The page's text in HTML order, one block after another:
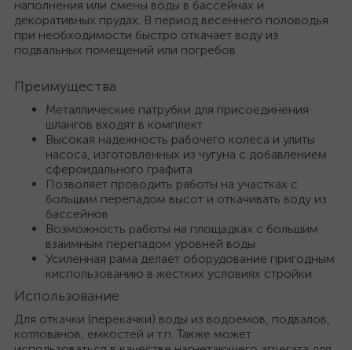
наполнения или смены воды в бассейнах и
декоративных прудах. В период весеннего половодья
при необходимости быстро откачает воду из
подвальных помещений или погребов
Преимущества
Металлические патрубки для присоединения
шлангов входят в комплект
Высокая надежность рабочего колеса и улиты
насоса, изготовленных из чугуна с добавлением
сфероидального графита
Позволяет проводить работы на участках с
большим перепадом высот и откачивать воду из
бассейнов
Возможность работы на площадках с большим
взаимным перепадом уровней воды
Усиленная рама делает оборудование пригодным
киспользованию в жестких условиях стройки
Использование
Для откачки (перекачки) воды из водоемов, подвалов,
котлованов, емкостей и т.п. Также может